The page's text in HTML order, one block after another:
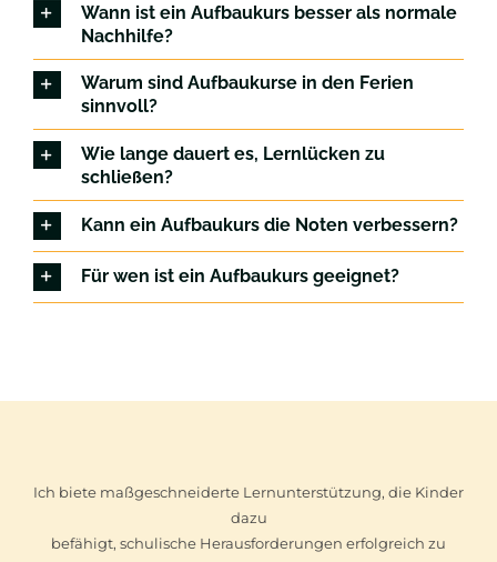
Wann ist ein Aufbaukurs besser als normale
Nachhilfe?
Warum sind Aufbaukurse in den Ferien
sinnvoll?
Wie lange dauert es, Lernlücken zu
schließen?
Kann ein Aufbaukurs die Noten verbessern?
Für wen ist ein Aufbaukurs geeignet?
Ich biete maßgeschneiderte Lernunterstützung, die Kinder
dazu
befähigt, schulische Herausforderungen erfolgreich zu